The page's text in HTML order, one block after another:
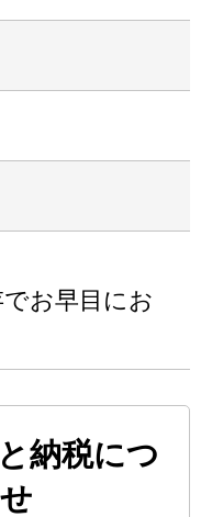
お早目にお
納税につ